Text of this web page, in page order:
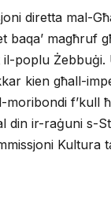
diretta mal-
baqa’ magħruf
poplu
kien għall-
moribondi f’kull
din ir-raġuni s-
Kultura